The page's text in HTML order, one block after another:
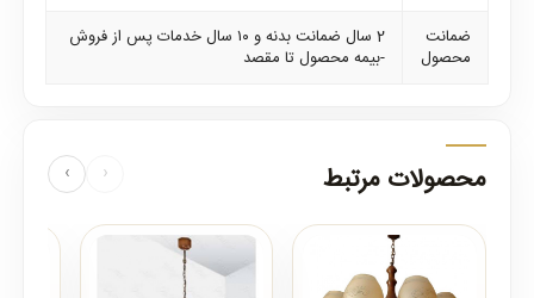
ضمانت
محصول
2 سال ضمانت بدنه و ۱۰ سال خدمات پس از فروش
-بیمه محصول تا مقصد
محصولات مرتبط ‹
›